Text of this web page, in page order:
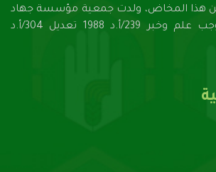
هذا المخاض، ولدت جمعية مؤسسة جهاد
البناء الإنمائيّة، بموجب علم وخبر 239/أ.د 1988 تعديل 304/أ.د